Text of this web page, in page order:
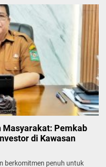
Pemkab
di Kawasan
berkomitmen penuh untuk